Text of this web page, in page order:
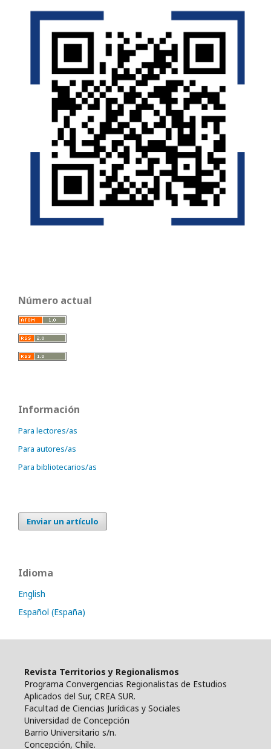
Número actual
Información
Para lectores/as
Para autores/as
Para bibliotecarios/as
Enviar un artículo
Idioma
English
Español (España)
Revista Territorios y Regionalismos
Programa Convergencias Regionalistas de Estudios
Aplicados del Sur, CREA SUR.
Facultad de Ciencias Jurídicas y Sociales
Universidad de Concepción
Barrio Universitario s/n.
Concepción, Chile.